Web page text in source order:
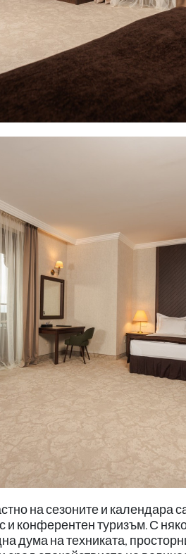
на сезоните и календара
и конферентен туризъм. С
дума на техниката,